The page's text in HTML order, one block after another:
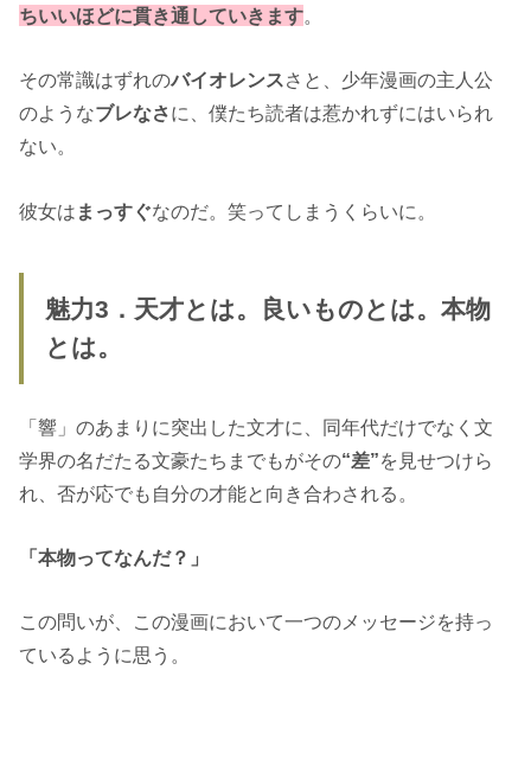
ちいいほどに貫き通していきます。
その常識はずれのバイオレンスさと、少年漫画の主人公
のようなブレなさに、僕たち読者は惹かれずにはいられ
ない。
彼女は まっすぐなのだ。笑ってしまうくらいに。
魅力3．天才とは。良いものとは。本物
とは。
「響」のあまりに突出した文才に、同年代だけでなく文
学界の名だたる文豪たちまでもがその“差”を見せつけら
れ、否が応でも自分の才能と向き合わされる。
「本物ってなんだ？」
この問いが、この漫画において一つのメッセージを持っ
ているように思う。